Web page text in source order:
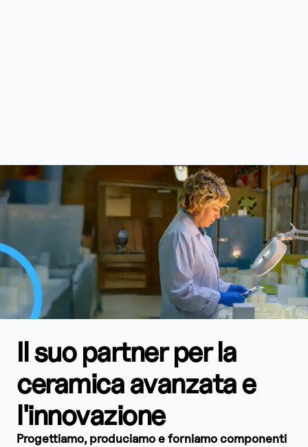
Il suo partner per la
ceramica avanzata e
l'innovazione
Progettiamo, produciamo e forniamo componenti